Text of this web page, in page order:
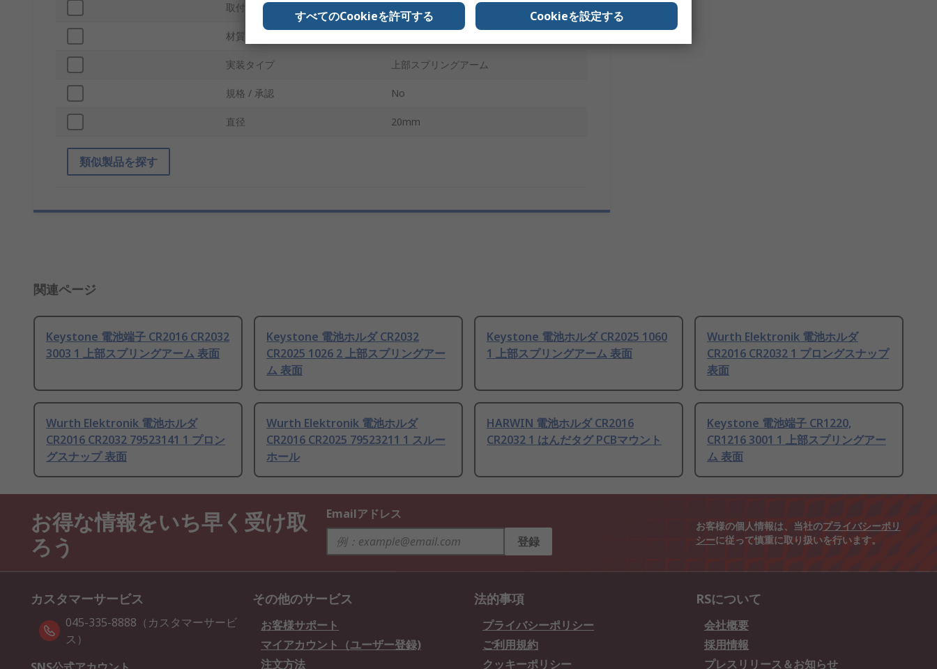
取付タイプ 表面
材質
実装タイプ 上部スプリングアーム
規格 / 承認 No
直径 20mm
類似製品を探す
関連ページ
Keystone 電池端子 CR2016 CR2032
3003 1 上部スプリングアーム 表面
Keystone 電池ホルダ CR2032
CR2025 1026 2 上部スプリングアー
ム 表面
Keystone 電池ホルダ CR2025 1060
1 上部スプリングアーム 表面
Wurth Elektronik 電池ホルダ
CR2016 CR2032 1 プロングスナップ
表面
Wurth Elektronik 電池ホルダ
CR2016 CR2032 79523141 1 プロン
グスナップ 表面
Wurth Elektronik 電池ホルダ
CR2016 CR2025 79523211 1 スルー
ホール
HARWIN 電池ホルダ CR2016
CR2032 1 はんだタグ PCBマウント
Keystone 電池端子 CR1220,
CR1216 3001 1 上部スプリングアー
ム 表面
お得な情報をいち早く受け取
ろう
Emailアドレス
登録
お客様の個人情報は、当社のプライバシーポリ
シーに従って慎重に取り扱いを行います。
カスタマーサービス
045-335-8888（カスタマーサービ
ス）
その他のサービス
お客様サポート
マイアカウント（ユーザー登録)
注文方法
法的事項
プライバシーポリシー
ご利用規約
クッキーポリシー
RSについて
会社概要
採用情報
プレスリリース＆お知らせ
すべてのCookieを許可する Cookieを設定する